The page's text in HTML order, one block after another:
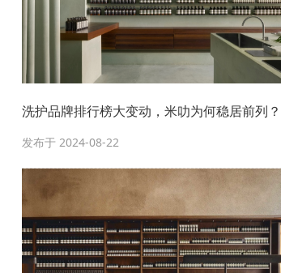
洗护品牌排行榜大变动，米叻为何稳居前列？
发布于 2024-08-22